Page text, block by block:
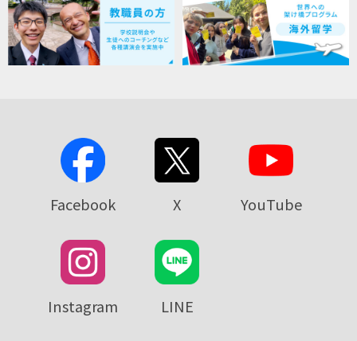
Facebook X YouTube
Instagram LINE